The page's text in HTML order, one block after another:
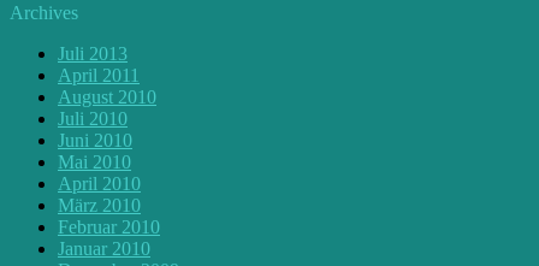
Archives
Juli 2013
April 2011
August 2010
Juli 2010
Juni 2010
Mai 2010
April 2010
März 2010
Februar 2010
Januar 2010